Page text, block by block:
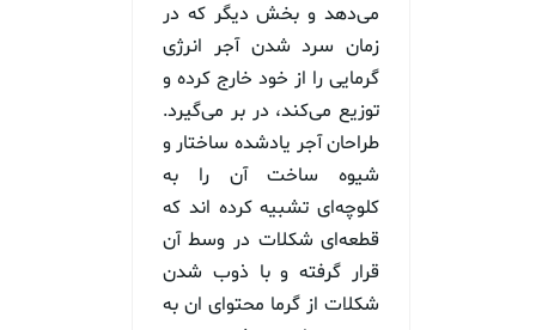
می‌دهد و بخش دیگر که در
زمان سرد شدن آجر انرژی
گرمایی را از خود خارج کرده و
توزیع می‌کند، در بر می‌گیرد.
طراحان آجر یادشده ساختار و
شیوه ساخت آن را به
کلوچه‌ای تشبیه کرده اند که
قطعه‌ای شکلات در وسط آن
قرار گرفته و با ذوب شدن
شکلات از گرما محتوای ان به